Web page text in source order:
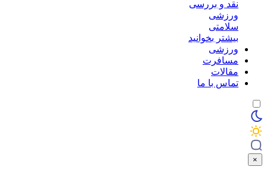
نقد و بررسی
ورزشی
سلامتی
بیشتر بخوانید
ورزشی
مسافرت
مقالات
تماس با ما
×